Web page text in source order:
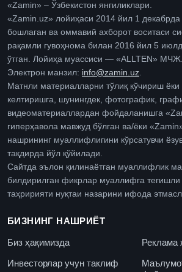
«Zamin» – Ўзбекистон янгиликлари.
«Zamin.uz» лойиҳаси 2014 йил 1
бошлаган ва оммавий ахборот воситаси
рақамли гувоҳнома билан 2016 йил 5
ўтган. Лойиҳа муассиси — «ALLTEN» МЧЖ.
Электрон манзил: info@zamin.uz.
Матнли материалларни тўлиқ кўчириш ёки
келтиришга, шунингдек, фотографик,
видеоматериаллардан фойдаланишга
гиперҳавола мавжуд бўлган ва/ёки
нашрининг муаллифлигини кўрсатувчи
тақдирда йўл қўйилади.
Сайтда эълон қилинаётган муаллифлик
билдирилган фикрлар муаллифга
таҳририяти нуқтаи назарини ифода
БИЗНИНГ НАШРИЁТ
Биз ҳақимизда
Реклама
Инвесторлар учун таклиф